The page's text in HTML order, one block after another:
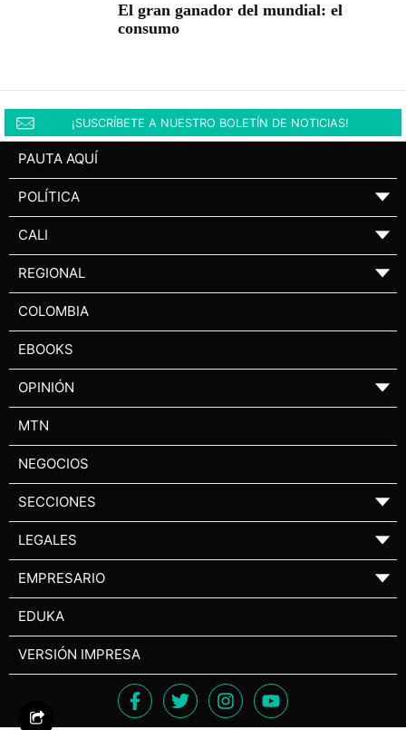
El gran ganador del mundial: el
consumo
¡SUSCRÍBETE A NUESTRO BOLETÍN DE NOTICIAS!
PAUTA AQUÍ
POLÍTICA ▼
CALI ▼
REGIONAL ▼
COLOMBIA
EBOOKS
OPINIÓN ▼
MTN
NEGOCIOS
SECCIONES ▼
LEGALES ▼
EMPRESARIO ▼
EDUKA
VERSIÓN IMPRESA